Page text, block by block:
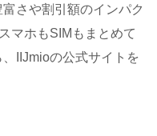
さや割引額のインパク
マホもSIMもまとめて
IIJmioの公式サイトを